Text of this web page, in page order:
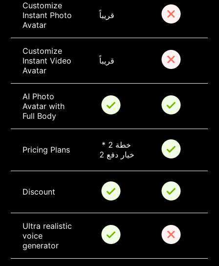
Customize
Instant Photo
Avatar
قريباً
Customize
Instant Video
Avatar
قريباً
AI Photo
Avatar with
Full Body
Pricing Plans
خطة 2 *
خيار دفع 2
Discount
Ultra realistic
voice
generator